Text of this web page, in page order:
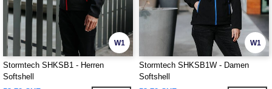
W1
Stormtech SHKSB1 - Herren
Softshell
W1
Stormtech SHKSB1W - Damen
Softshell